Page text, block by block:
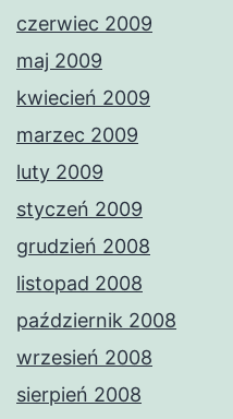
czerwiec 2009
maj 2009
kwiecień 2009
marzec 2009
luty 2009
styczeń 2009
grudzień 2008
listopad 2008
październik 2008
wrzesień 2008
sierpień 2008